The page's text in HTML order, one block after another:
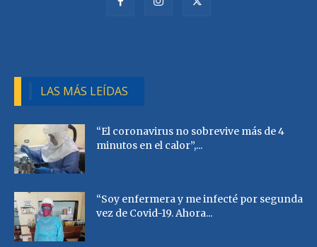
LAS MÁS LEÍDAS
“El coronavirus no sobrevive más de 4
minutos en el calor”,...
“Soy enfermera y me infecté por segunda
vez de Covid-19. Ahora...